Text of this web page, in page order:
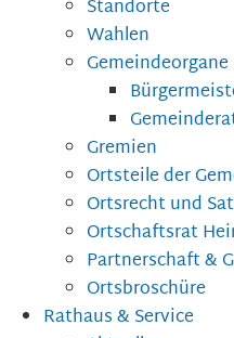
Standorte
Wahlen
Gemeindeorgane
Gremien
Ortsteile der
Ortsrecht und
Ortschaftsrat
Partnerschaft &
Ortsbroschüre
Rathaus & Service